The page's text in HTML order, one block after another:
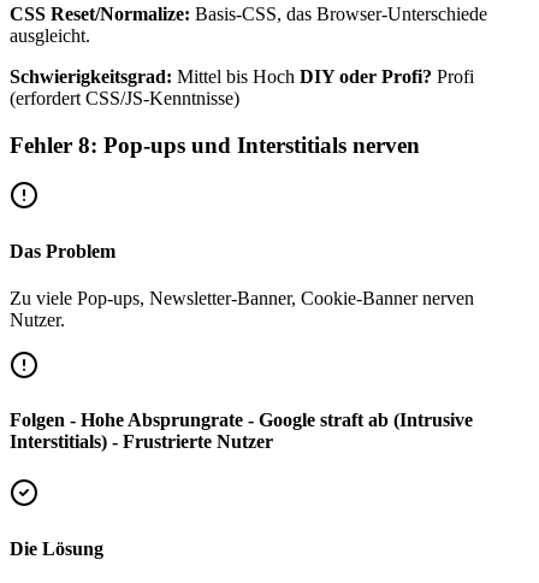
CSS Reset/Normalize: Basis-CSS, das Browser-Unterschiede
ausgleicht.
Schwierigkeitsgrad: Mittel bis Hoch DIY oder Profi? Profi
(erfordert CSS/JS-Kenntnisse)
Fehler 8: Pop-ups und Interstitials nerven
Das Problem
Zu viele Pop-ups, Newsletter-Banner, Cookie-Banner nerven
Nutzer.
Folgen - Hohe Absprungrate - Google straft ab (Intrusive
Interstitials) - Frustrierte Nutzer
Die Lösung